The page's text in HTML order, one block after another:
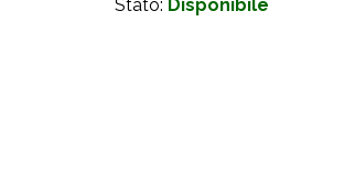
Stato: Disponibile